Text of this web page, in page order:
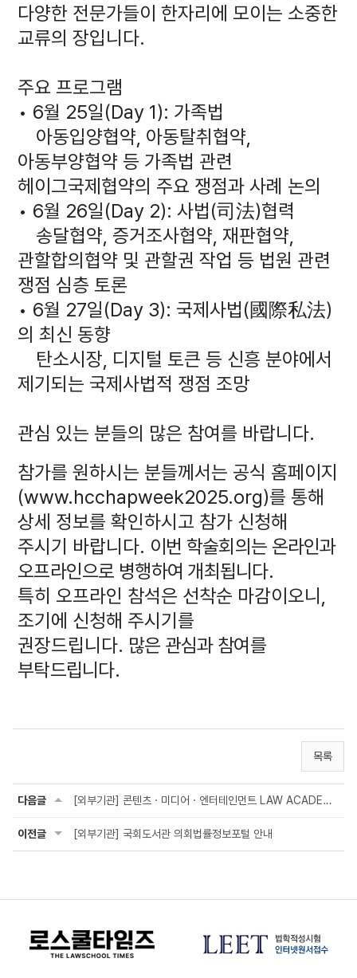
다양한 전문가들이 한자리에 모이는 소중한
교류의 장입니다.
주요 프로그램
• 6월 25일(Day 1): 가족법
아동입양협약, 아동탈취협약,
아동부양협약 등 가족법 관련
헤이그국제협약의 주요 쟁점과 사례 논의
• 6월 26일(Day 2): 사법(司法)협력
송달협약, 증거조사협약, 재판협약,
관할합의협약 및 관할권 작업 등 법원 관련
쟁점 심층 토론
• 6월 27일(Day 3): 국제사법(國際私法)
의 최신 동향
탄소시장, 디지털 토큰 등 신흥 분야에서
제기되는 국제사법적 쟁점 조망
관심 있는 분들의 많은 참여를 바랍니다.
참가를 원하시는 분들께서는 공식 홈페이지
(www.hcchapweek2025.org)를 통해
상세 정보를 확인하시고 참가 신청해
주시기 바랍니다. 이번 학술회의는 온라인과
오프라인으로 병행하여 개최됩니다.
특히 오프라인 참석은 선착순 마감이오니,
조기에 신청해 주시기를
권장드립니다. 많은 관심과 참여를
부탁드립니다.
목록
다음글 [외부기관] 콘텐츠ㆍ미디어ㆍ엔터테인먼트 LAW ACADEMY 2025
이전글 [외부기관] 국회도서관 의회법률정보포털 안내